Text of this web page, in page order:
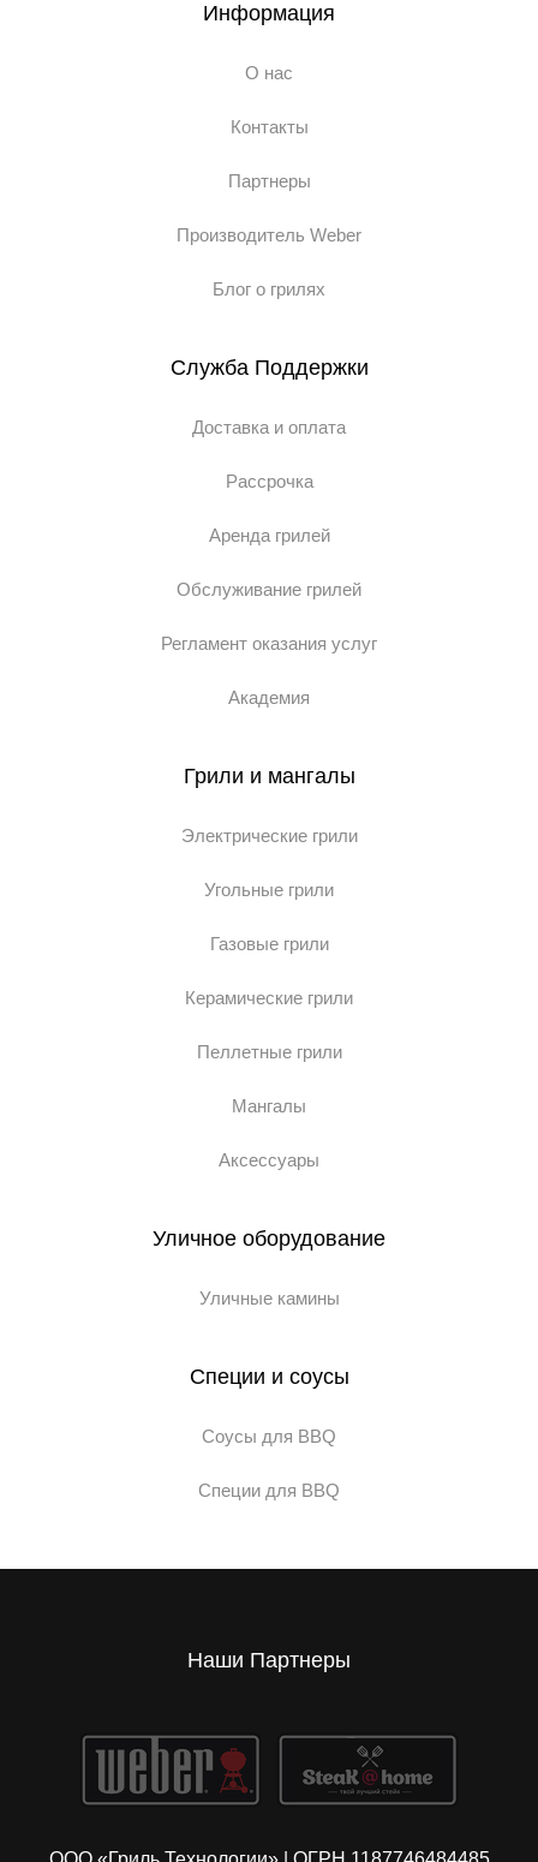
Информация
О нас
Контакты
Партнеры
Производитель Weber
Блог о грилях
Служба Поддержки
Доставка и оплата
Рассрочка
Аренда грилей
Обслуживание грилей
Регламент оказания услуг
Академия
Грили и мангалы
Электрические грили
Угольные грили
Газовые грили
Керамические грили
Пеллетные грили
Мангалы
Аксессуары
Уличное оборудование
Уличные камины
Специи и соусы
Соусы для BBQ
Специи для BBQ
Наши Партнеры